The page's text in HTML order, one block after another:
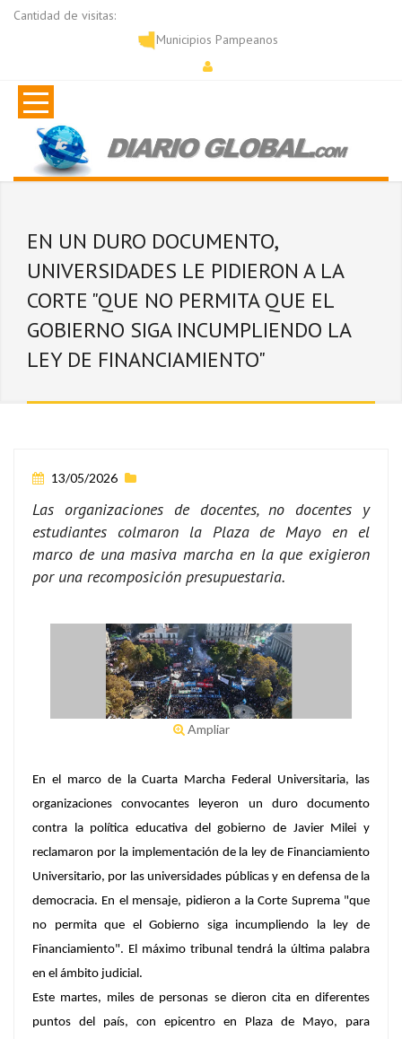
Cantidad de visitas:
Municipios Pampeanos
EN UN DURO DOCUMENTO,
UNIVERSIDADES LE PIDIERON A LA
CORTE "QUE NO PERMITA QUE EL
GOBIERNO SIGA INCUMPLIENDO LA
LEY DE FINANCIAMIENTO"
13/05/2026
Las organizaciones de docentes, no docentes y
estudiantes colmaron la Plaza de Mayo en el
marco de una masiva marcha en la que exigieron
por una recomposición presupuestaria.
Ampliar
En el marco de laCuarta Marcha Federal Universitaria, las
organizaciones convocantes leyeron un duro documento
contra la política educativa del gobierno de Javier Milei y
reclamaron por la implementación de la ley de Financiamiento
Universitario, por las universidades públicas y en defensa de la
democracia. En el mensaje, pidieron a laCorte Suprema "que
no permita que el Gobierno siga incumpliendo la ley de
Financiamiento". El máximo tribunal tendrá la última palabra
en el ámbito judicial.
Este martes, miles de personas se dieron cita en diferentes
puntos del país, con epicentro en Plaza de Mayo, para